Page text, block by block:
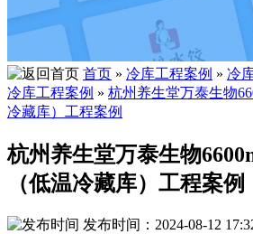
首页 » 冷库工程案例 » 冷
冷库工程案例 » 杭州养生堂万泰生物
冷藏库）工程案例
杭州养生堂万泰生物
（低温冷藏库）工程案例
发布时间：2024-08-12